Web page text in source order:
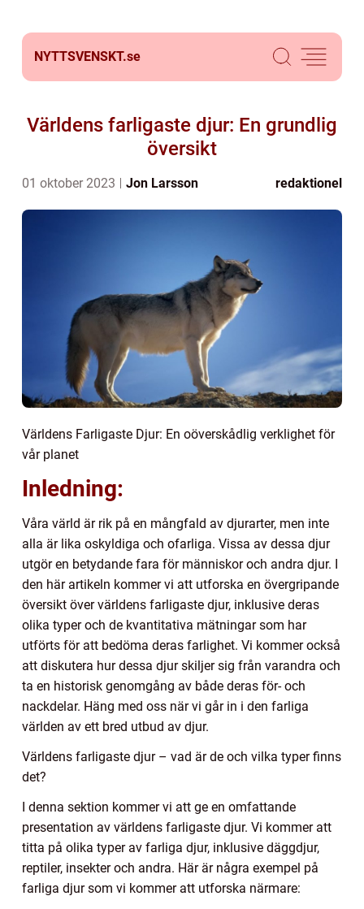
NYTTSVENSKT.se
Världens farligaste djur: En grundlig
översikt
01 oktober 2023 Jon Larsson redaktionel
Världens Farligaste Djur: En oöverskådlig verklighet för
vår planet
Inledning:
Våra värld är rik på en mångfald av djurarter, men inte
alla är lika oskyldiga och ofarliga. Vissa av dessa djur
utgör en betydande fara för människor och andra djur. I
den här artikeln kommer vi att utforska en övergripande
översikt över världens farligaste djur, inklusive deras
olika typer och de kvantitativa mätningar som har
utförts för att bedöma deras farlighet. Vi kommer också
att diskutera hur dessa djur skiljer sig från varandra och
ta en historisk genomgång av både deras för- och
nackdelar. Häng med oss när vi går in i den farliga
världen av ett bred utbud av djur.
Världens farligaste djur – vad är de och vilka typer finns
det?
I denna sektion kommer vi att ge en omfattande
presentation av världens farligaste djur. Vi kommer att
titta på olika typer av farliga djur, inklusive däggdjur,
reptiler, insekter och andra. Här är några exempel på
farliga djur som vi kommer att utforska närmare: